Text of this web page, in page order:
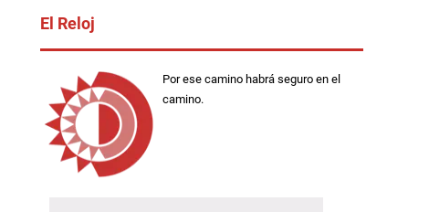
El Reloj
Por ese camino habrá seguro en el
camino.